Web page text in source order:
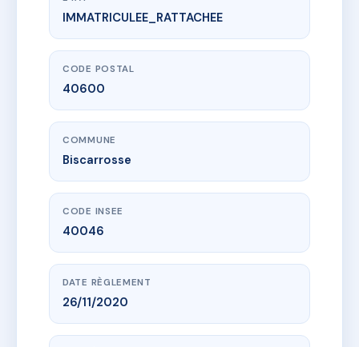
www.vme.plus/AG5449400
RESIDENCE MYRA
264 av marechal juin
IMMATRICULEE_RATTACHEE
CODE POSTAL
40600
COMMUNE
Biscarrosse
CODE INSEE
40046
DATE RÈGLEMENT
26/11/2020